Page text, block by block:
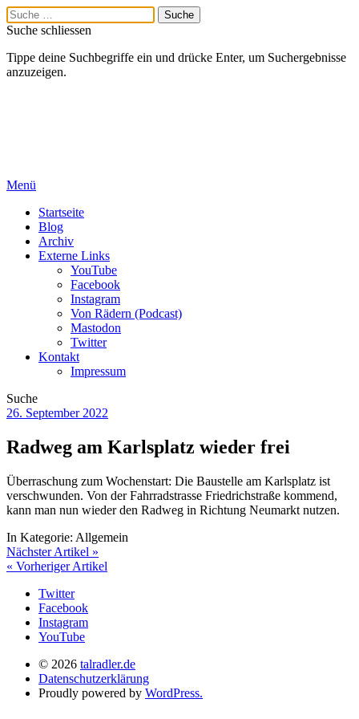
Suche schliessen
Tippe deine Suchbegriffe ein und drücke Enter, um Suchergebnisse
anzuzeigen.
Menü
Startseite
Blog
Archiv
Externe Links
YouTube
Facebook
Instagram
Von Rädern (Podcast)
Mastodon
Twitter
Kontakt
Impressum
Suche
26. September 2022
Radweg am Karlsplatz wieder frei
Überraschung zum Wochenstart: Die Baustelle am Karlsplatz ist
verschwunden. Von der Fahrradstrasse Friedrichstraße kommend,
kann man nun wieder den Radweg in Richtung Neumarkt nutzen.
In Kategorie: Allgemein
Nächster Artikel »
« Vorheriger Artikel
Twitter
Facebook
Instagram
YouTube
© 2026 talradler.de
Datenschutzerklärung
Proudly powered by WordPress.